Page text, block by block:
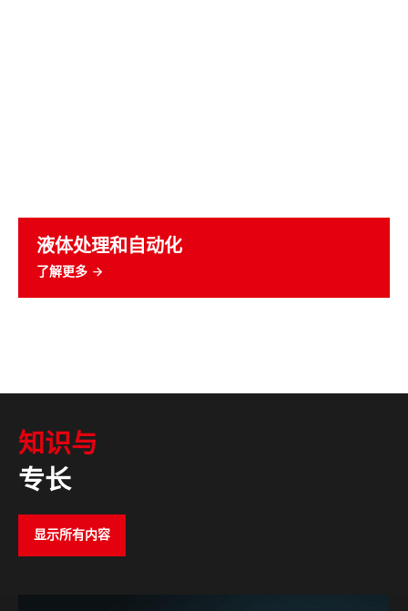
液体处理和自动化
了解更多
知识与
专长
显示所有内容